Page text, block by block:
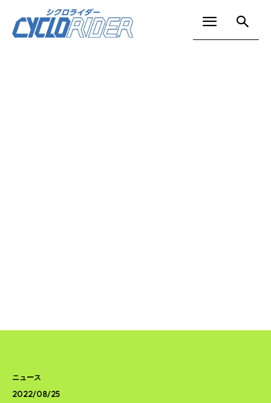
ニュース
2022/08/25